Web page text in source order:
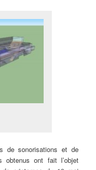
de sonorisations et de
obtenus ont fait l’objet